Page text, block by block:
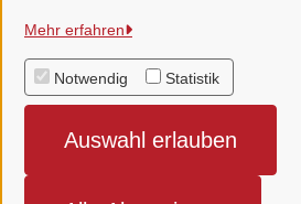
Mehr erfahren
Notwendig Statistik
Auswahl erlauben
Stadt Nordhorn
Alle Rechte vorbehalten